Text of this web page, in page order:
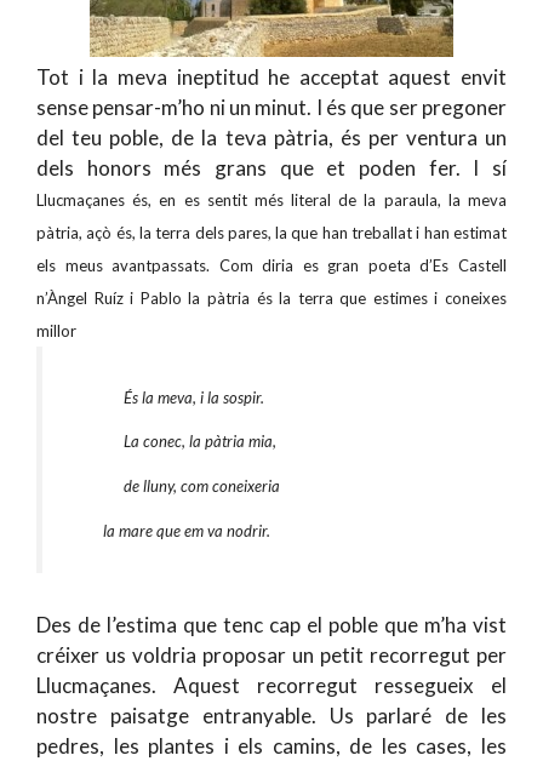
Tot i la meva ineptitud he acceptat aquest envit
sense pensar-m’ho ni un minut. I és que ser pregoner
del teu poble, de la teva pàtria, és per ventura un
dels honors més grans que et poden fer. I sí
Llucmaçanes és, en es sentit més literal de la paraula, la meva
pàtria, açò és, la terra dels pares, la que han treballat i han estimat
els meus avantpassats. Com diria es gran poeta d’Es Castell
n’Àngel Ruíz i Pablo la pàtria és la terra que estimes i coneixes
millor
És la meva, i la sospir.
La conec, la pàtria mia,
de lluny, com coneixeria
la mare que em va nodrir.
Des de l’estima que tenc cap el poble que m’ha vist
créixer us voldria proposar un petit recorregut per
Llucmaçanes. Aquest recorregut ressegueix el
nostre paisatge entranyable. Us parlaré de les
pedres, les plantes i els camins, de les cases, les